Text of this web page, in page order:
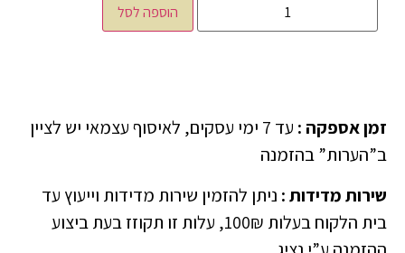
הוספה לסל
זמן אספקה :
עד 7 ימי עסקים, לאיסוף עצמאי יש לציין
ב”הערות” בהזמנה
שירות מדידות: ניתן להזמין שירות מדידות וייעוץ עד
בית הלקוח בעלות 100₪, עלות זו תקוזז בעת ביצוע